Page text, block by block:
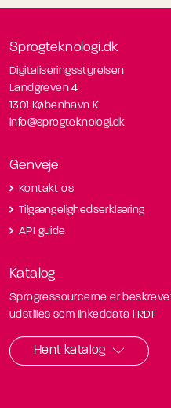
Sprogteknologi.dk
Digitaliseringsstyrelsen
Landgreven 4
1301 København K
info@sprogteknologi.dk
Genveje
Kontakt os
Tilgængelighedserklæring
API guide
Katalog
Sprogressourcerne er
udstilles som linkeddata i RDF
Hent katalog